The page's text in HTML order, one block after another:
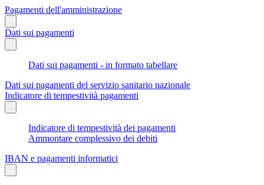
Pagamenti dell'amministrazione
Dati sui pagamenti
Dati sui pagamenti - in formato tabellare
Dati sui pagamenti del servizio sanitario nazionale
Indicatore di tempestività pagamenti
Indicatore di tempestività dei pagamenti
Ammontare complessivo dei debiti
IBAN e pagamenti informatici